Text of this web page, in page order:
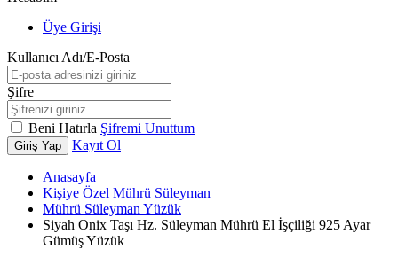
Üye Girişi
Kullanıcı Adı/E-Posta
Şifre
Beni Hatırla Şifremi Unuttum
Giriş Yap Kayıt Ol
Anasayfa
Kişiye Özel Mührü Süleyman
Mührü Süleyman Yüzük
Siyah Onix Taşı Hz. Süleyman Mührü El İşçiliği 925 Ayar
Gümüş Yüzük